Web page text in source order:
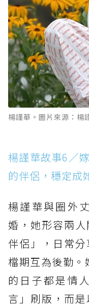
楊謹華。圖片來源：楊
楊謹華故事6／
的伴侶，穩定成
楊謹華與圈外
婚，她形容兩
伴侶」，日常
檔期互為後勤
的日子都是情
言」刷版，而